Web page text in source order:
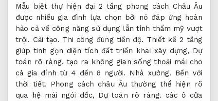
Mẫu biệt thự hiện đại 2 tầng phong cách Châu Âu
được nhiều gia đình lựa chọn bởi nó đáp ứng hoàn
hảo cả về công năng sử dụng lẫn tính thẩm mỹ vượt
trội. Cải tạo. Thi công đúng tiến độ. Thiết kế 2 tầng
giúp tinh gọn diện tích đất triển khai xây dựng, Dự
toán rõ ràng. tạo ra không gian sống thoải mái cho
cả gia đình từ 4 đến 6 người. Nhà xưởng. Bền với
thời tiết. Phong cách châu Âu thường thể hiện rõ
qua hệ mái ngói dốc, Dự toán rõ ràng. các ô cửa